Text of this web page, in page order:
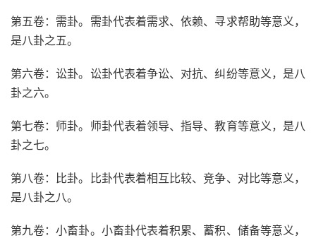
第五卷：需卦。需卦代表着需求、依赖、寻求帮助等意义，
是八卦之五。
第六卷：讼卦。讼卦代表着争讼、对抗、纠纷等意义，是八
卦之六。
第七卷：师卦。师卦代表着领导、指导、教育等意义，是八
卦之七。
第八卷：比卦。比卦代表着相互比较、竞争、对比等意义，
是八卦之八。
第九卷：小畜卦。小畜卦代表着积累、蓄积、储备等意义，